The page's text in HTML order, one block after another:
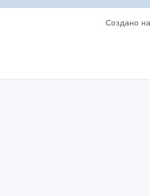
Создано